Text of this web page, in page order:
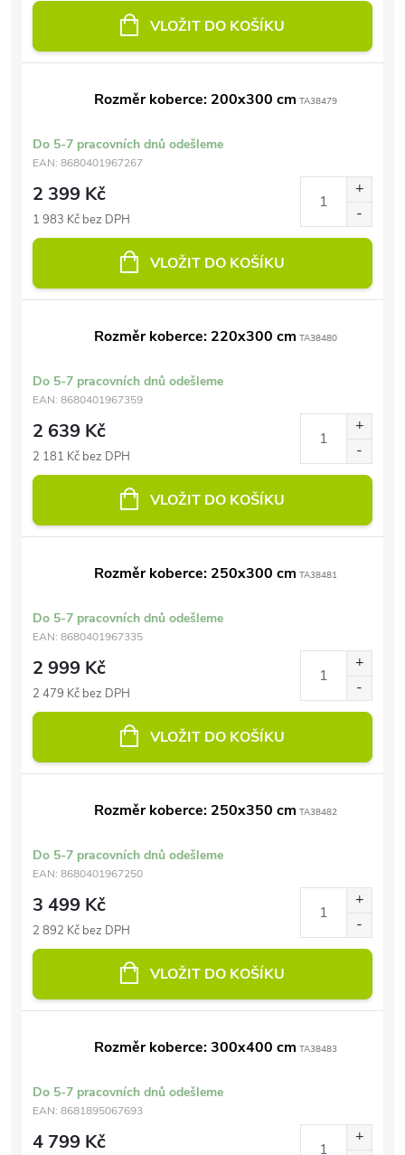
VLOŽIT DO KOŠÍKU
Rozměr koberce: 200x300 cm TA38479
Do 5-7 pracovních dnů odešleme
EAN: 8680401967267
2 399 Kč
1 983 Kč bez DPH
VLOŽIT DO KOŠÍKU
Rozměr koberce: 220x300 cm TA38480
Do 5-7 pracovních dnů odešleme
EAN: 8680401967359
2 639 Kč
2 181 Kč bez DPH
VLOŽIT DO KOŠÍKU
Rozměr koberce: 250x300 cm TA38481
Do 5-7 pracovních dnů odešleme
EAN: 8680401967335
2 999 Kč
2 479 Kč bez DPH
VLOŽIT DO KOŠÍKU
Rozměr koberce: 250x350 cm TA38482
Do 5-7 pracovních dnů odešleme
EAN: 8680401967250
3 499 Kč
2 892 Kč bez DPH
VLOŽIT DO KOŠÍKU
Rozměr koberce: 300x400 cm TA38483
Do 5-7 pracovních dnů odešleme
EAN: 8681895067693
4 799 Kč